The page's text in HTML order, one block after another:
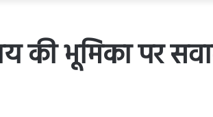
की भूमिका पर